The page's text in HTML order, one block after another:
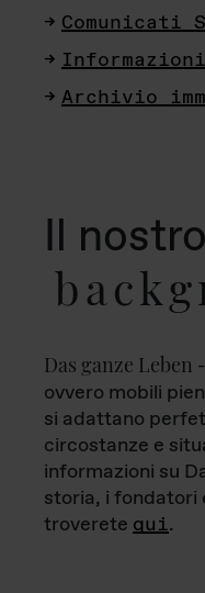
Comunicati
Archivio
Il nostro
Das ganze Leben
ovvero mobili
si adattano
circostanze e
informazioni su
storia, i fondatori
troverete qui.